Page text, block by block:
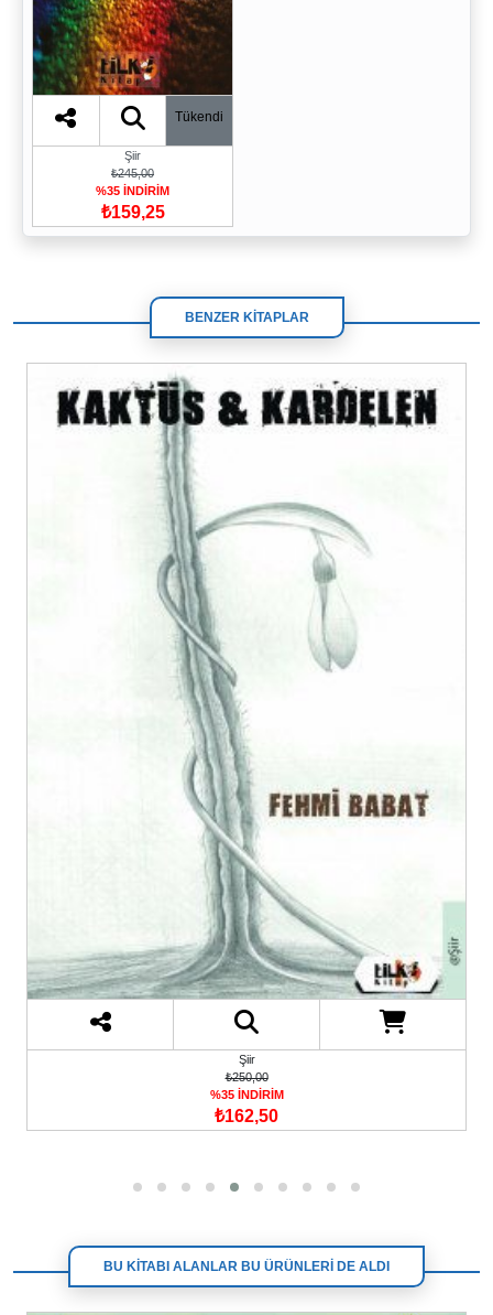
Tükendi
Şiir
₺245,00
%35 İNDİRİM
₺159,25
BENZER KİTAPLAR
Şiir
₺250,00
%35 İNDİRİM
₺162,50
BU KİTABI ALANLAR BU ÜRÜNLERİ DE ALDI